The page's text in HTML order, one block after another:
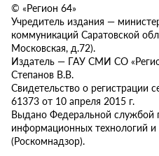
© «Регион 64»
Учредитель издания —
коммуникаций Саратовской
Московская, д.72).
Издатель — ГАУ СМИ СО
Степанов В.В.
Свидетельство о регистрации
61373 от 10 апреля 2015 г.
Выдано Федеральной службой
информационных технологий
(Роскомнадзор).